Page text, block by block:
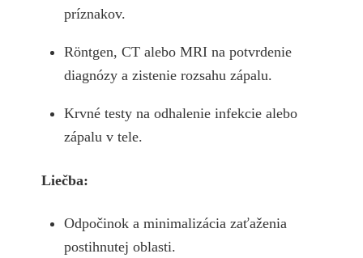
príznakov.
Röntgen, CT alebo MRI na potvrdenie
diagnózy a zistenie rozsahu zápalu.
Krvné testy na odhalenie infekcie alebo
zápalu v tele.
Liečba:
Odpočinok a minimalizácia zaťaženia
postihnutej oblasti.